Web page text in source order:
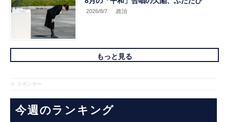
2026/8/7 .政治
もっと見る
※ スポンサー
今週のランキング